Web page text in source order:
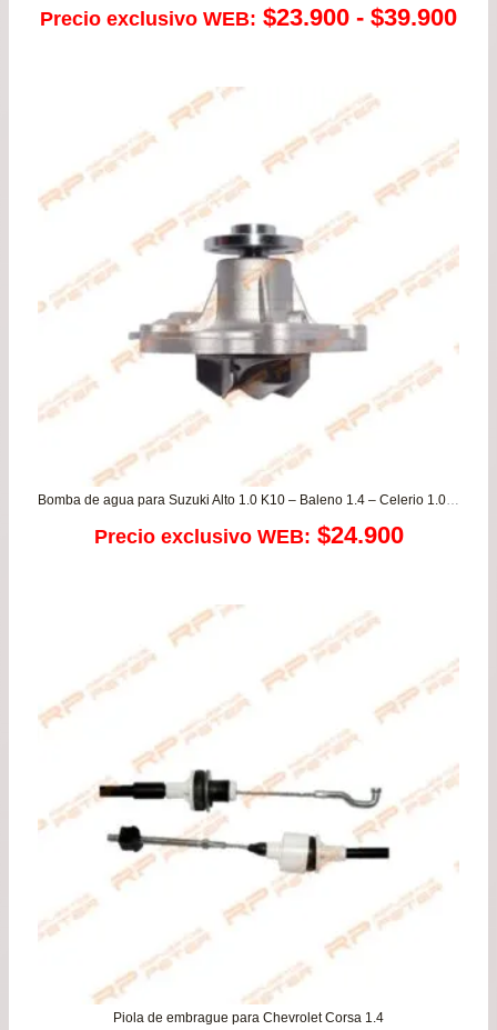
Precio exclusivo WEB: $23.900 - $39.900
Bomba de agua para Suzuki Alto 1.0 K10 – Baleno 1.4 – Celerio 1.0 – Ciaz 1.4 – Dzire New 1.2 – Ertiga 1.4 – Ignis 1.2- S-Presso 1.0 – Swift 1.2 – Swift 1.4 – Vitara 1.4 / CHANGAN MD201
Precio exclusivo WEB: $24.900
Piola de embrague para Chevrolet Corsa 1.4